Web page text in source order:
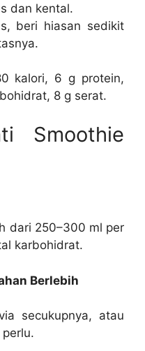
dan kental.
beri hiasan sedikit
kalori, 6 g protein,
8 g serat.
Smoothie
dari 250–300 ml per
karbohidrat.
Berlebih
secukupnya, atau